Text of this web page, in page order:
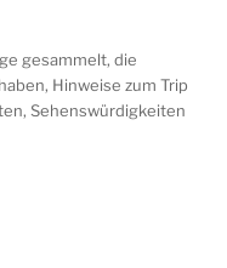
gesammelt, die
Hinweise zum Trip
Sehenswürdigkeiten